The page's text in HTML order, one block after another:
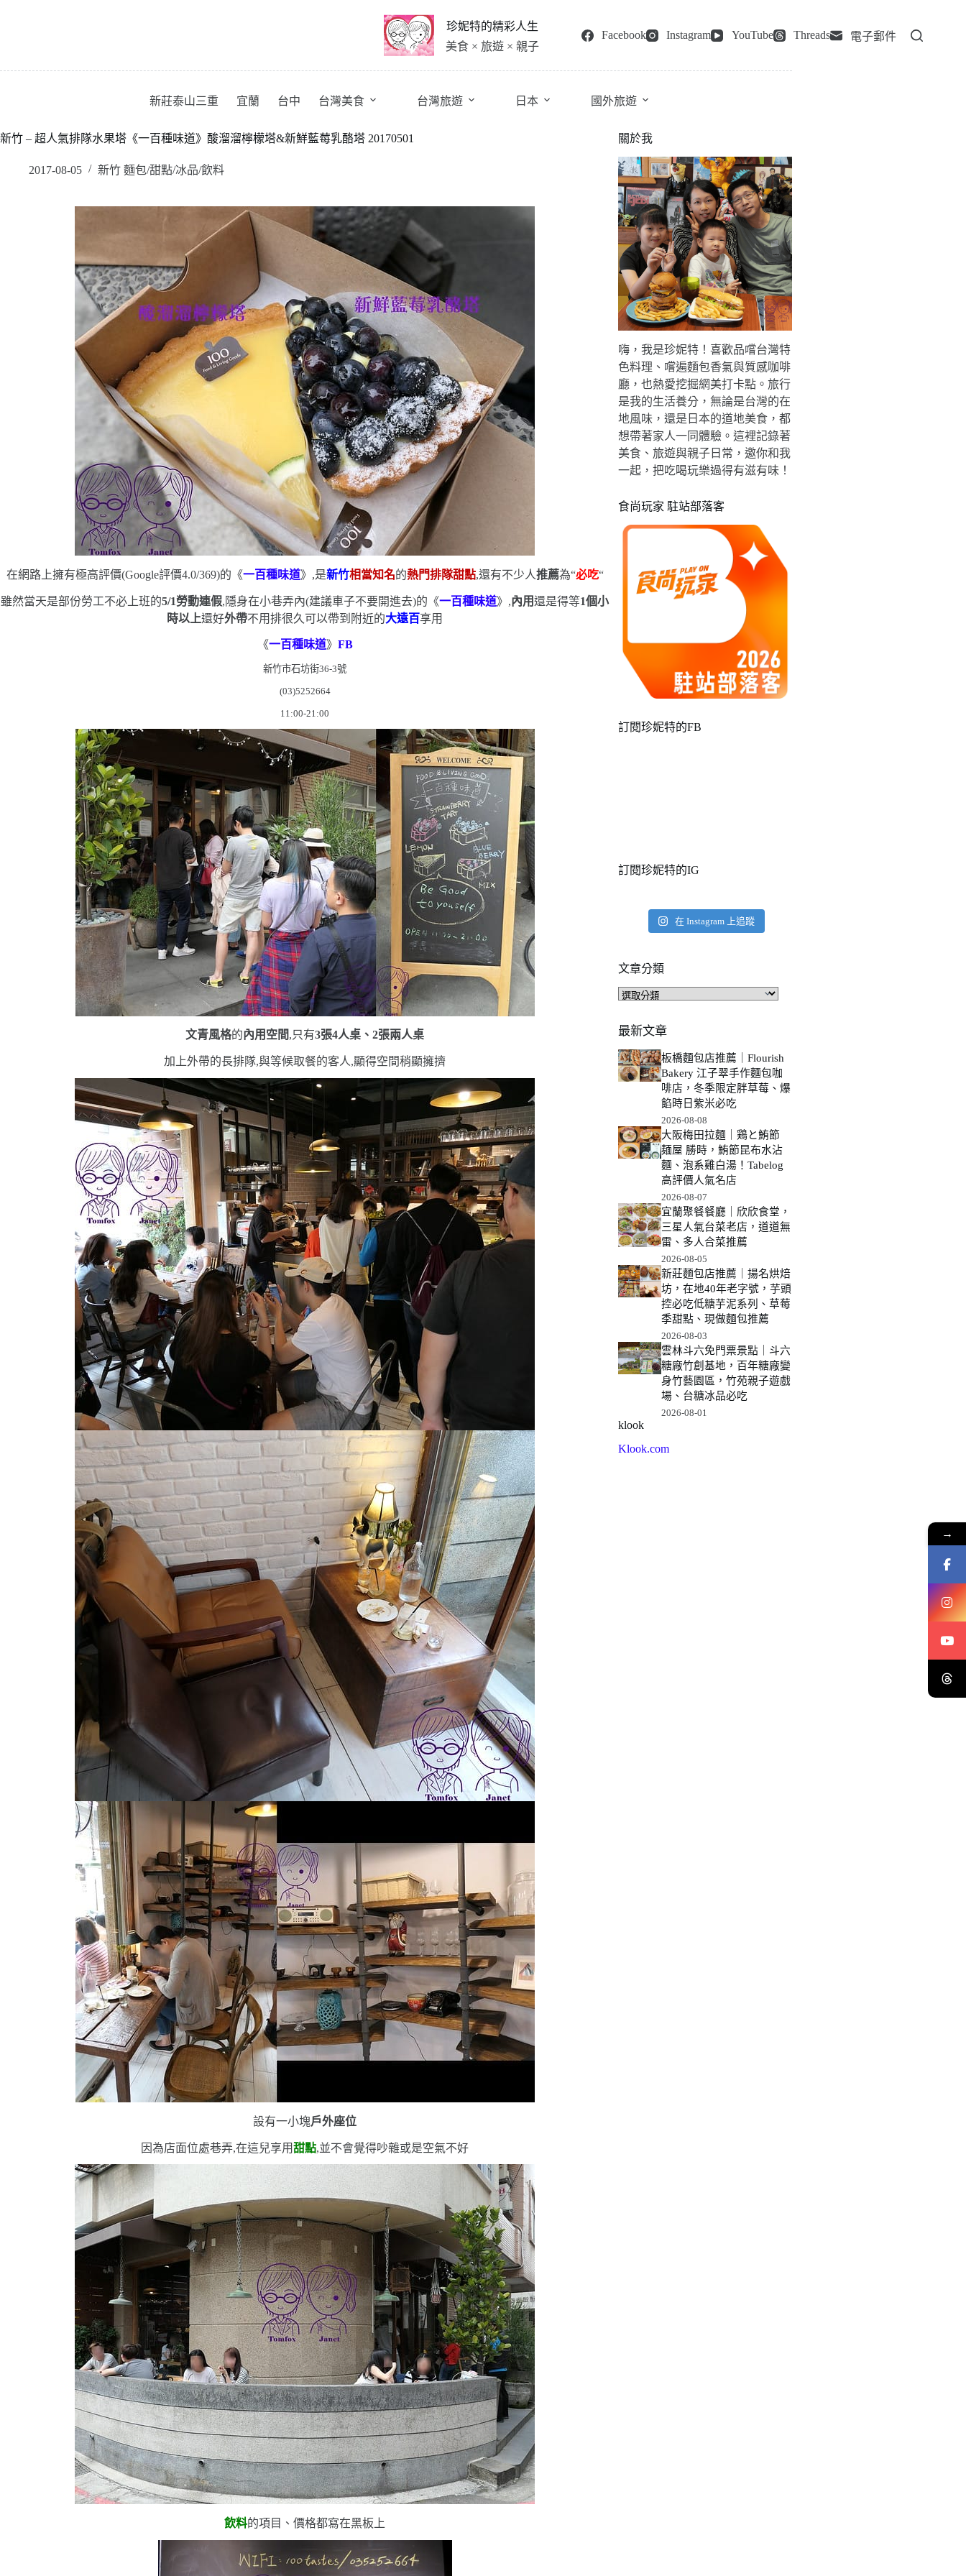
珍妮特的精彩人生
美食 × 旅遊 × 親子
Facebook Instagram YouTube Threads 電子郵件
新莊泰山三重 宜蘭 台中 台灣美食 台灣旅遊 日本 國外旅遊
新竹 – 超人氣排隊水果塔《一百種味道》酸溜溜檸檬塔&新鮮藍莓乳酪塔 20170501
2017-08-05 新竹 麵包/甜點/冰品/飲料
在網路上擁有極高評價(Google評價4.0/369)的《一百種味道》,是新竹相當知名的熱門排隊甜點,還有不少人推薦為“必吃“
雖然當天是部份勞工不必上班的5/1勞動連假,隱身在小巷弄內(建議車子不要開進去)的《一百種味道》,內用還是得等1個小
時以上還好外帶不用排很久 可以帶到附近的大遠百享用
《一百種味道》 FB
新竹市石坊街36-3號
(03)5252664
11:00-21:00
文青風格的內用空間,只有3張4人桌、2張兩人桌
加上外帶的長排隊,與等候取餐的客人,顯得空間稍顯擁擠
設有一小塊戶外座位
因為店面位處巷弄,在這兒享用甜點,並不會覺得吵雜或是空氣不好
飲料的項目、價格都寫在黑板上
關於我
嗨，我是珍妮特！喜歡品嚐台灣特
色料理、嚐遍麵包香氣與質感咖啡
廳，也熱愛挖掘網美打卡點。旅行
是我的生活養分，無論是台灣的在
地風味，還是日本的道地美食，都
想帶著家人一同體驗。這裡記錄著
美食、旅遊與親子日常，邀你和我
一起，把吃喝玩樂過得有滋有味！
食尚玩家 駐站部落客
訂閱珍妮特的FB
訂閱珍妮特的IG
在 Instagram 上追蹤
文章分類
文
分
類
最新文章
板橋麵包店推薦｜Flourish
Bakery 江子翠手作麵包咖
啡店，冬季限定胖草莓、爆
餡時日紫米必吃
2026-08-08
大阪梅田拉麵｜鶏と鮪節
麺屋 勝時，鮪節昆布水沾
麵、泡系雞白湯！Tabelog
高評價人氣名店
2026-08-07
宜蘭聚餐餐廳｜欣欣食堂，
三星人氣台菜老店，道道無
雷、多人合菜推薦
2026-08-05
新莊麵包店推薦｜揚名烘焙
坊，在地40年老字號，芋頭
控必吃低糖芋泥系列、草莓
季甜點、現做麵包推薦
2026-08-03
雲林斗六免門票景點｜斗六
糖廠竹創基地，百年糖廠變
身竹藝園區，竹苑親子遊戲
場、台糖冰品必吃
2026-08-01
klook
Klook.com
→